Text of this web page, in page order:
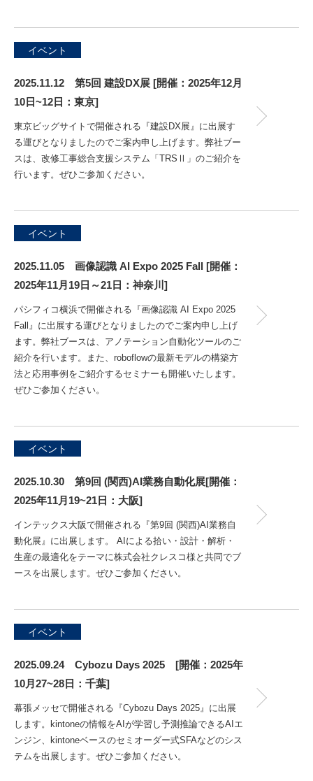
イベント
2025.11.12 第5回 建設DX展 [開催：2025年12月
10日~12日：東京]
東京ビッグサイトで開催される『建設DX展』に出展す
る運びとなりましたのでご案内申し上げます。弊社ブー
スは、改修工事総合支援システム「TRSⅡ」のご紹介を
行います。ぜひご参加ください。
イベント
2025.11.05 画像認識 AI Expo 2025 Fall [開催：
2025年11月19日～21日：神奈川]
パシフィコ横浜で開催される『画像認識 AI Expo 2025
Fall』に出展する運びとなりましたのでご案内申し上げ
ます。弊社ブースは、アノテーション自動化ツールのご
紹介を行います。また、roboflowの最新モデルの構築方
法と応用事例をご紹介するセミナーも開催いたします。
ぜひご参加ください。
イベント
2025.10.30 第9回 (関西)AI業務自動化展[開催：
2025年11月19~21日：大阪]
インテックス大阪で開催される『第9回 (関西)AI業務自
動化展』に出展します。 AIによる拾い・設計・解析・
生産の最適化をテーマに株式会社クレスコ様と共同でブ
ースを出展します。ぜひご参加ください。
イベント
2025.09.24 Cybozu Days 2025 [開催：2025年
10月27~28日：千葉]
幕張メッセで開催される『Cybozu Days 2025』に出展
します。kintoneの情報をAIが学習し予測推論できるAIエ
ンジン、kintoneベースのセミオーダー式SFAなどのシス
テムを出展します。ぜひご参加ください。